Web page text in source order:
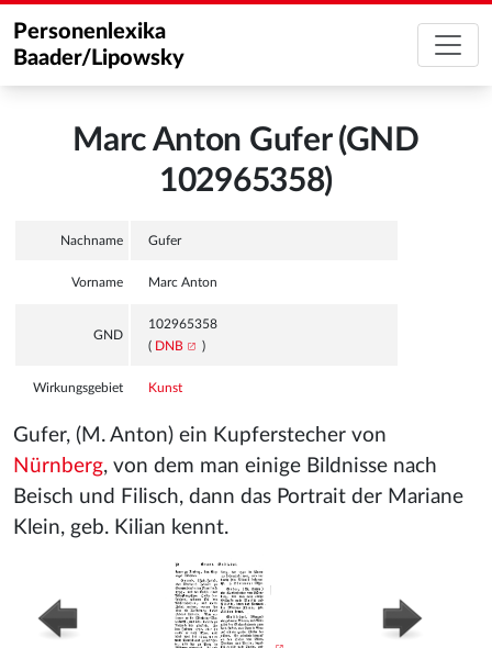
Personenlexika
Baader/Lipowsky
Marc Anton Gufer (GND
102965358)
Nachname Gufer
Vorname Marc Anton
GND
102965358
( DNB )
Wirkungsgebiet Kunst
Gufer, (M. Anton) ein Kupferstecher von
Nürnberg, von dem man einige Bildnisse nach
Beisch und Filisch, dann das Portrait der Mariane
Klein, geb. Kilian kennt.